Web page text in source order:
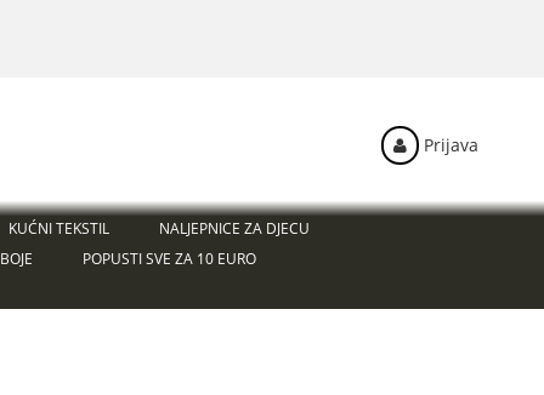
KUĆNI TEKSTIL
NALJEPNICE ZA DJECU
BOJE
POPUSTI SVE ZA 10 EURO
Prijava